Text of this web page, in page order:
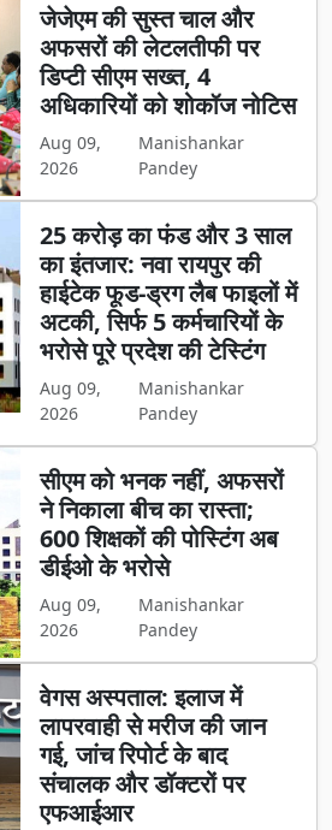
जेजेएम की सुस्त चाल और
अफसरों की लेटलतीफी पर
डिप्टी सीएम सख्त, 4
अधिकारियों को शोकॉज नोटिस
Aug 09,
2026
Manishankar
Pandey
25 करोड़ का फंड और 3 साल
का इंतजार: नवा रायपुर की
हाईटेक फूड-ड्रग लैब फाइलों में
अटकी, सिर्फ 5 कर्मचारियों के
भरोसे पूरे प्रदेश की टेस्टिंग
Aug 09,
2026
Manishankar
Pandey
सीएम को भनक नहीं, अफसरों
ने निकाला बीच का रास्ता;
600 शिक्षकों की पोस्टिंग अब
डीईओ के भरोसे
Aug 09,
2026
Manishankar
Pandey
वेगस अस्पताल: इलाज में
लापरवाही से मरीज की जान
गई, जांच रिपोर्ट के बाद
संचालक और डॉक्टरों पर
एफआईआर